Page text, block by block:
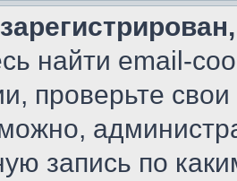
найти email-
проверьте
запись по